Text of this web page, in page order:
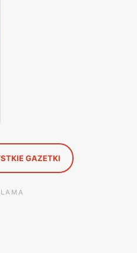
ostatnich trendów
i rabaty można również
sklepu. Firma często
z kolekcji.
GAZETKI